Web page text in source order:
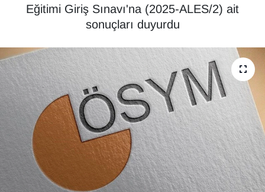
Eğitimi Giriş Sınavı'na (2025-ALES/2) ait
sonuçları duyurdu
Bölge Haberleri
Deprem
Dernekler, Odalar
Diğer
DÜNYA
EĞİTİM
Süper Lig Puan Durumu ve Fikstür
Son Dakika Haberleri
Haber Arşivi